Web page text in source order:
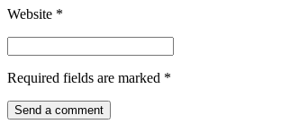
Website *
Required fields are marked *